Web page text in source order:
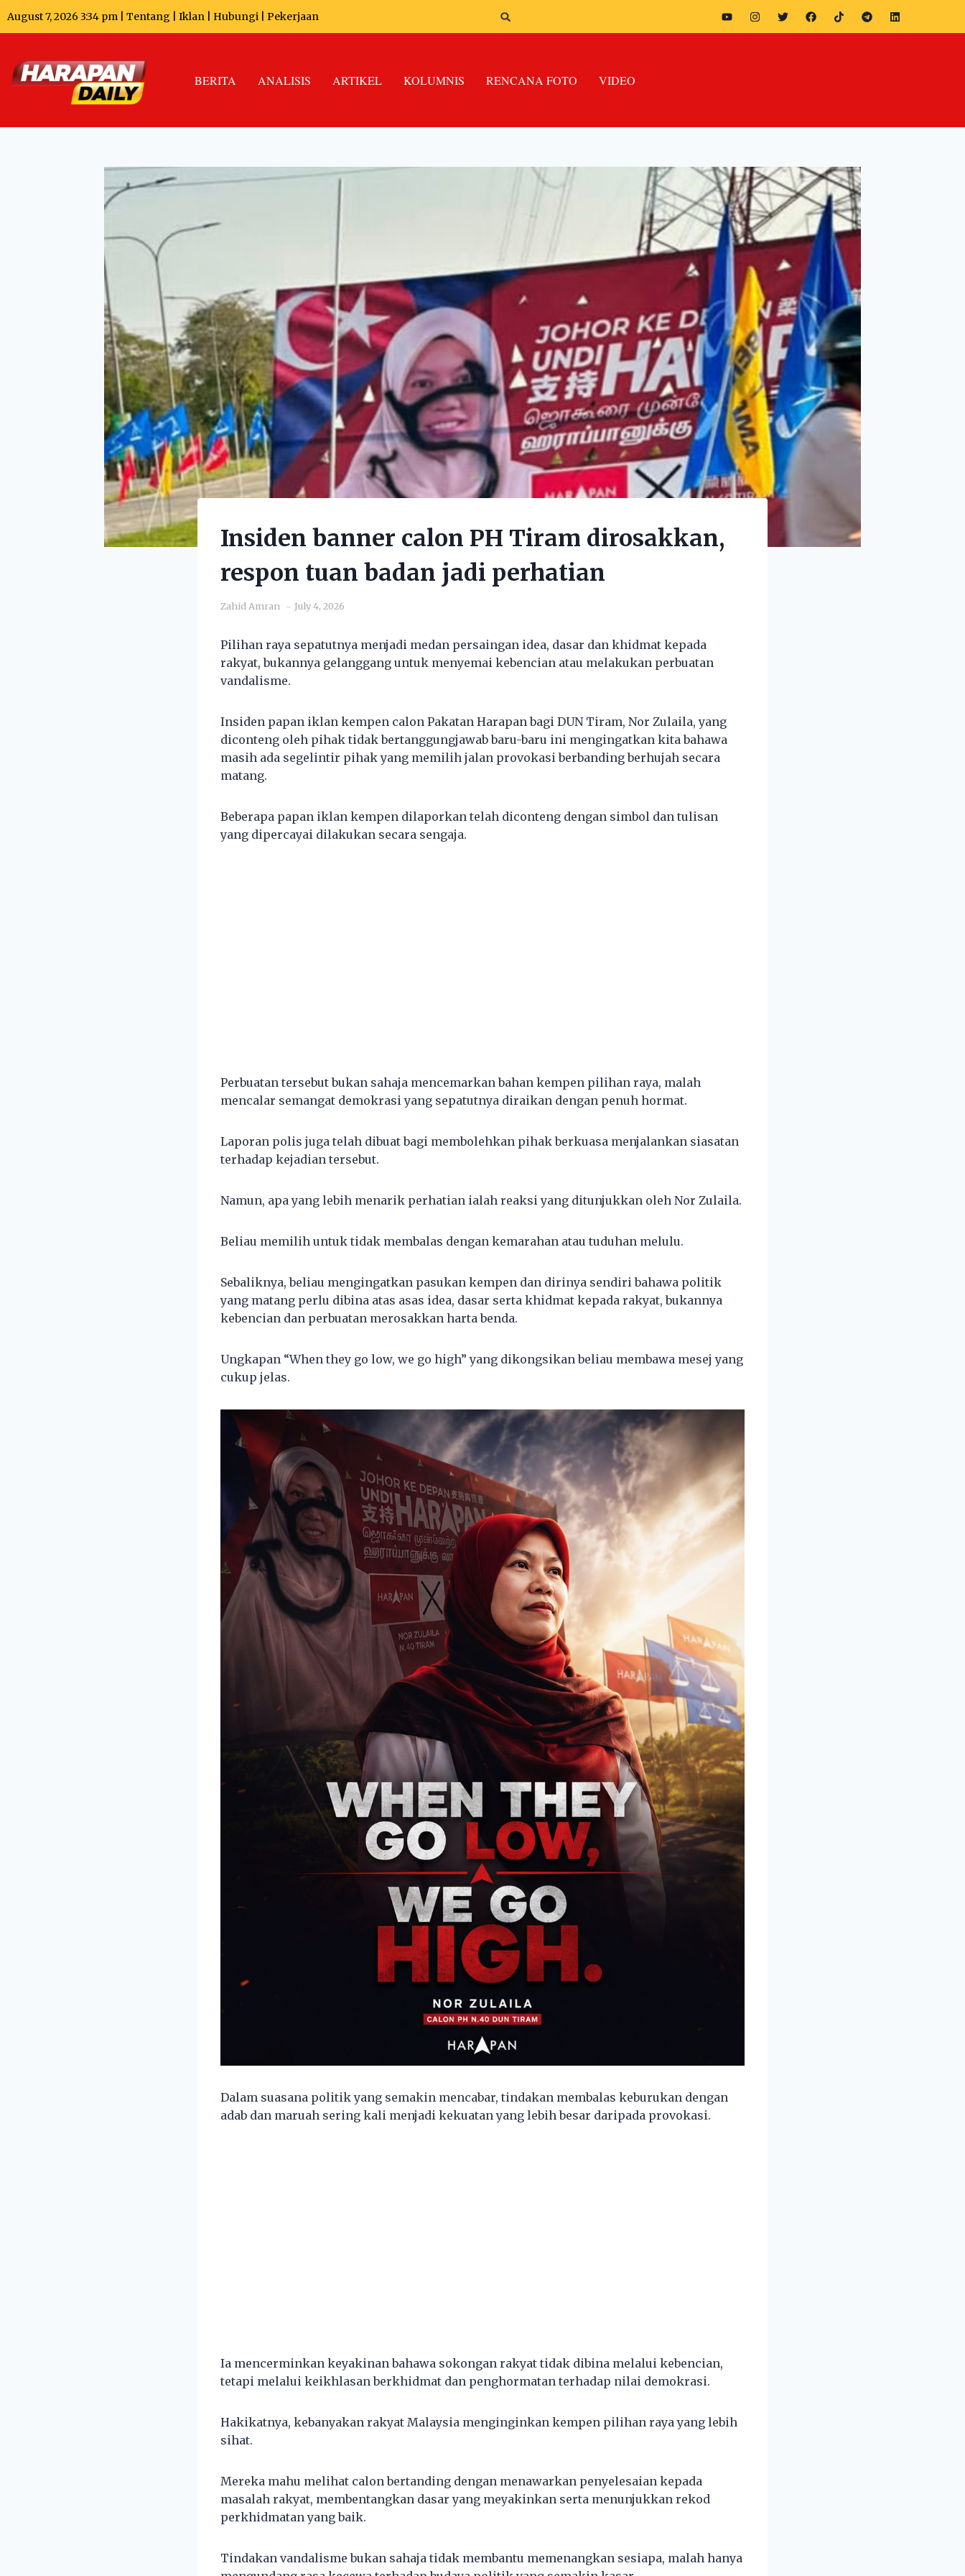
August 7, 2026 3:34 pm | Tentang Iklan Hubungi Pekerjaan
BERITA ANALISIS ARTIKEL KOLUMNIS RENCANA FOTO VIDEO
Insiden banner calon PH Tiram dirosakkan,
respon tuan badan jadi perhatian
Zahid Amran July 4, 2026
Pilihan raya sepatutnya menjadi medan persaingan idea, dasar dan khidmat kepada
rakyat, bukannya gelanggang untuk menyemai kebencian atau melakukan perbuatan
vandalisme.
Insiden papan iklan kempen calon Pakatan Harapan bagi DUN Tiram, Nor Zulaila, yang
diconteng oleh pihak tidak bertanggungjawab baru-baru ini mengingatkan kita bahawa
masih ada segelintir pihak yang memilih jalan provokasi berbanding berhujah secara
matang.
Beberapa papan iklan kempen dilaporkan telah diconteng dengan simbol dan tulisan
yang dipercayai dilakukan secara sengaja.
Perbuatan tersebut bukan sahaja mencemarkan bahan kempen pilihan raya, malah
mencalar semangat demokrasi yang sepatutnya diraikan dengan penuh hormat.
Laporan polis juga telah dibuat bagi membolehkan pihak berkuasa menjalankan siasatan
terhadap kejadian tersebut.
Namun, apa yang lebih menarik perhatian ialah reaksi yang ditunjukkan oleh Nor Zulaila.
Beliau memilih untuk tidak membalas dengan kemarahan atau tuduhan melulu.
Sebaliknya, beliau mengingatkan pasukan kempen dan dirinya sendiri bahawa politik
yang matang perlu dibina atas asas idea, dasar serta khidmat kepada rakyat, bukannya
kebencian dan perbuatan merosakkan harta benda.
Ungkapan “When they go low, we go high” yang dikongsikan beliau membawa mesej yang
cukup jelas.
Dalam suasana politik yang semakin mencabar, tindakan membalas keburukan dengan
adab dan maruah sering kali menjadi kekuatan yang lebih besar daripada provokasi.
Ia mencerminkan keyakinan bahawa sokongan rakyat tidak dibina melalui kebencian,
tetapi melalui keikhlasan berkhidmat dan penghormatan terhadap nilai demokrasi.
Hakikatnya, kebanyakan rakyat Malaysia menginginkan kempen pilihan raya yang lebih
sihat.
Mereka mahu melihat calon bertanding dengan menawarkan penyelesaian kepada
masalah rakyat, membentangkan dasar yang meyakinkan serta menunjukkan rekod
perkhidmatan yang baik.
Tindakan vandalisme bukan sahaja tidak membantu memenangkan sesiapa, malah hanya